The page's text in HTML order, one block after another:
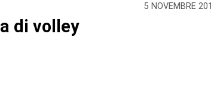
5 NOVEMBRE
di volley